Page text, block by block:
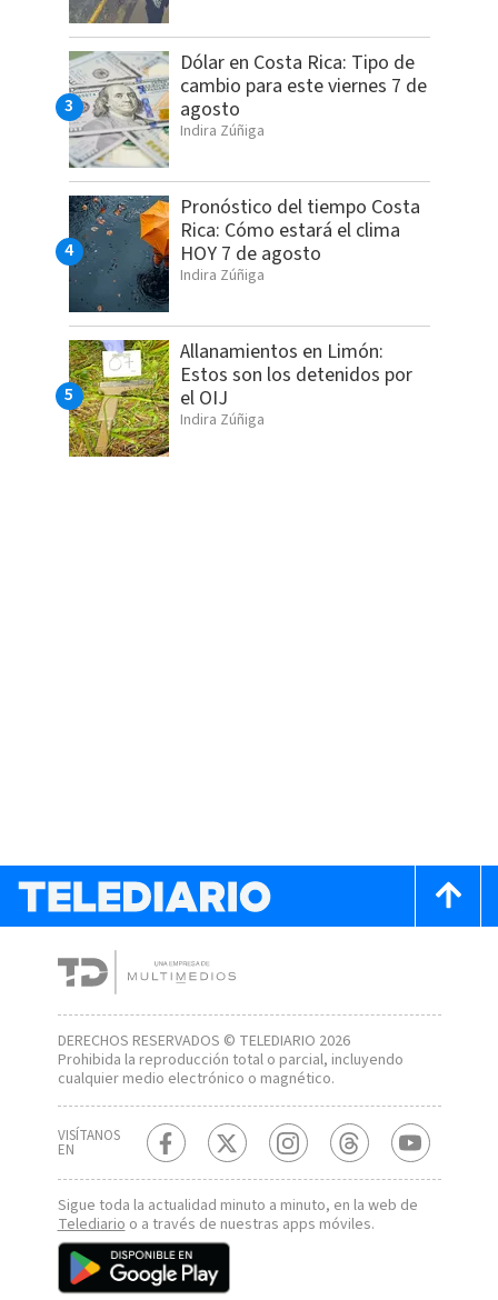
Dólar en Costa Rica: Tipo de
cambio para este viernes 7 de
agosto
Indira Zúñiga
Pronóstico del tiempo Costa
Rica: Cómo estará el clima
HOY 7 de agosto
Indira Zúñiga
Allanamientos en Limón:
Estos son los detenidos por
el OIJ
Indira Zúñiga
DERECHOS RESERVADOS © TELEDIARIO 2026
Prohibida la reproducción total o parcial, incluyendo
cualquier medio electrónico o magnético.
VISÍTANOS
EN
Sigue toda la actualidad minuto a minuto, en la web de
Telediarioo a través de nuestras apps móviles.